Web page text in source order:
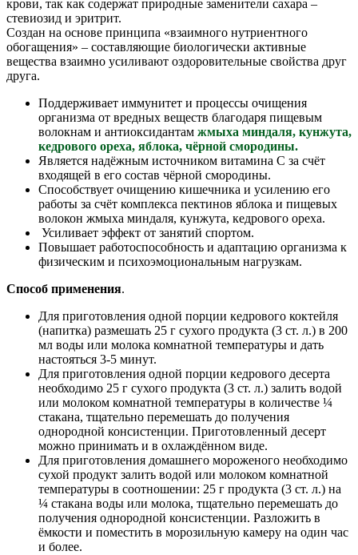
крови, так как содержат природные заменители сахара –
стевиозид и эритрит.
Создан на основе принципа «взаимного нутриентного
обогащения» – составляющие биологически активные
вещества взаимно усиливают оздоровительные свойства друг
друга.
Поддерживает иммунитет и процессы очищения
организма от вредных веществ благодаря пищевым
волокнам и антиоксидантам жмыха миндаля, кунжута,
кедрового ореха, яблока, чёрной смородины.
Является надёжным источником витамина С за счёт
входящей в его состав чёрной смородины.
Способствует очищению кишечника и усилению его
работы за счёт комплекса пектинов яблока и пищевых
волокон жмыха миндаля, кунжута, кедрового ореха.
Усиливает эффект от занятий спортом.
Повышает работоспособность и адаптацию организма к
физическим и психоэмоциональным нагрузкам.
Способ применения.
Для приготовления одной порции кедрового коктейля
(напитка) размешать 25 г сухого продукта (3 ст. л.) в 200
мл воды или молока комнатной температуры и дать
настояться 3-5 минут.
Для приготовления одной порции кедрового десерта
необходимо 25 г сухого продукта (3 ст. л.) залить водой
или молоком комнатной температуры в количестве ¼
стакана, тщательно перемешать до получения
однородной консистенции. Приготовленный десерт
можно принимать и в охлаждённом виде.
Для приготовления домашнего мороженого необходимо
сухой продукт залить водой или молоком комнатной
температуры в соотношении: 25 г продукта (3 ст. л.) на
¼ стакана воды или молока, тщательно перемешать до
получения однородной консистенции. Разложить в
ёмкости и поместить в морозильную камеру на один час
и более.